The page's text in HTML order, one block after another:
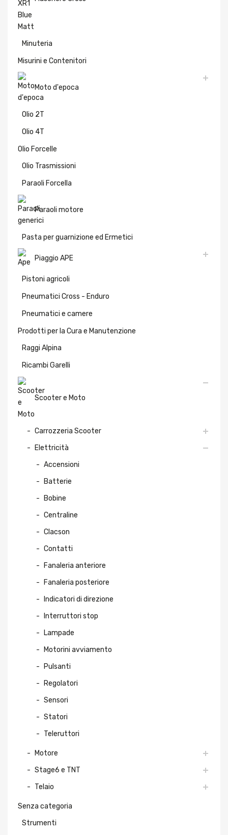
Minuteria
Misurini e Contenitori
Moto d'epoca
Olio 2T
Olio 4T
Olio Forcelle
Olio Trasmissioni
Paraoli Forcella
Paraoli motore
Pasta per guarnizione ed Ermetici
Piaggio APE
Pistoni agricoli
Pneumatici Cross - Enduro
Pneumatici e camere
Prodotti per la Cura e Manutenzione
Raggi Alpina
Ricambi Garelli
Scooter e Moto
Carrozzeria Scooter
Elettricità
Accensioni
Batterie
Bobine
Centraline
Clacson
Contatti
Fanaleria anteriore
Fanaleria posteriore
Indicatori di direzione
Interruttori stop
Lampade
Motorini avviamento
Pulsanti
Regolatori
Sensori
Statori
Teleruttori
Motore
Stage6 e TNT
Telaio
Senza categoria
Strumenti